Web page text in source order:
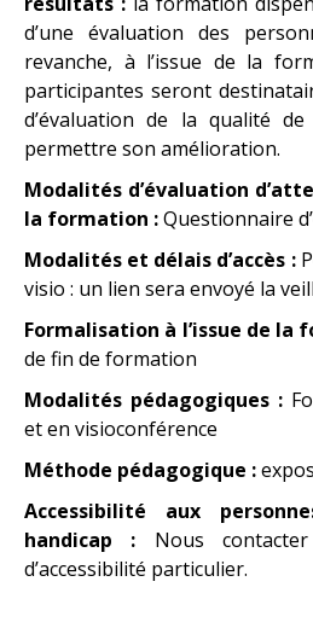
d’une évaluation des
revanche, à l’issue de la
participantes seront
d’évaluation de la qualité
permettre son amélioration.
Modalités d’évaluation
la formation :Questionnaire
Modalités et délais d’accès :
visio : un lien sera envoyé la
Formalisation à l’issue de la
de fin de formation
Modalités pédagogiques :
et en visioconférence
Méthode pédagogique :
Accessibilité aux
handicap : Nous
d’accessibilité particulier.